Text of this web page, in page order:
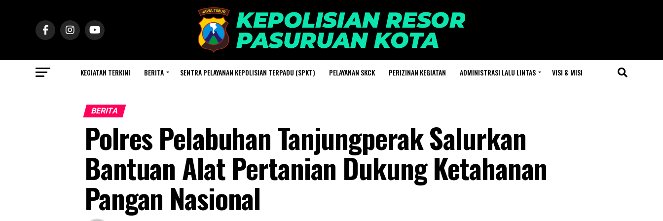
KEGIATAN TERKINI BERITA SENTRA PELAYANAN KEPOLISIAN TERPADU (SPKT) PELAYANAN SKCK PERIZINAN KEGIATAN ADMINISTRASI LALU LINTAS VISI & MISI
BERITA
Polres Pelabuhan Tanjungperak Salurkan
Bantuan Alat Pertanian Dukung Ketahanan
Pangan Nasional